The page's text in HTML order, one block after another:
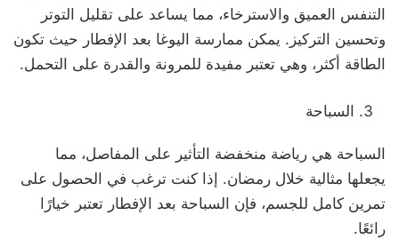
التنفس العميق والاسترخاء، مما يساعد على تقليل التوتر
وتحسين التركيز. يمكن ممارسة اليوغا بعد الإفطار حيث تكون
الطاقة أكثر، وهي تعتبر مفيدة للمرونة والقدرة على التحمل.
السباحة
السباحة هي رياضة منخفضة التأثير على المفاصل، مما
يجعلها مثالية خلال رمضان. إذا كنت ترغب في الحصول على
تمرين كامل للجسم، فإن السباحة بعد الإفطار تعتبر خيارًا
رائعًا.